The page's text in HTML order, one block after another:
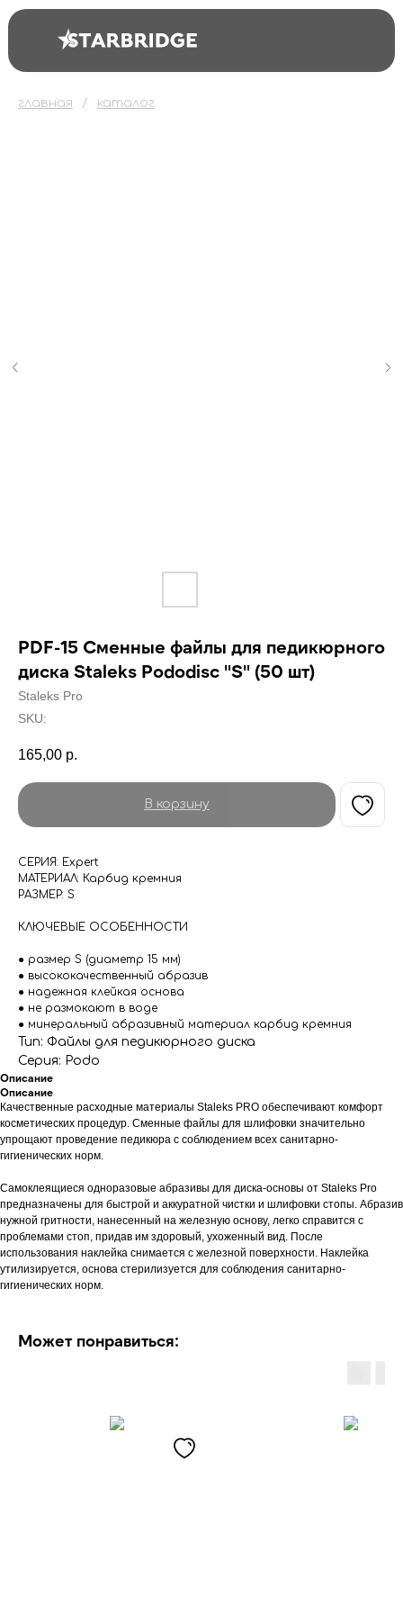
главная каталог
PDF-15 Сменные файлы для педикюрного
диска Staleks Pododisc "S" (50 шт)
Staleks Pro
SKU:
165,00 р.
В корзину
СЕРИЯ: Expert
МАТЕРИАЛ: Карбид кремния
РАЗМЕР: S
КЛЮЧЕВЫЕ ОСОБЕННОСТИ
● размер S (диаметр 15 мм)
● высококачественный абразив
● надежная клейкая основа
● не размокают в воде
● минеральный абразивный материал карбид кремния
Тип: Файлы для педикюрного диска
Серия: Podo
Описание
Описание
Качественные расходные материалы Staleks PRO обеспечивают комфорт
косметических процедур. Сменные файлы для шлифовки значительно
упрощают проведение педикюра с соблюдением всех санитарно-
гигиенических норм.
Самоклеящиеся одноразовые абразивы для диска-основы от Staleks Pro
предназначены для быстрой и аккуратной чистки и шлифовки стопы. Абразив
нужной гритности, нанесенный на железную основу, легко справится с
проблемами стоп, придав им здоровый, ухоженный вид. После
использования наклейка снимается с железной поверхности. Наклейка
утилизируется, основа стерилизуется для соблюдения санитарно-
гигиенических норм.
Может понравиться: